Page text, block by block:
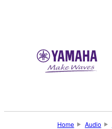
Home Audio